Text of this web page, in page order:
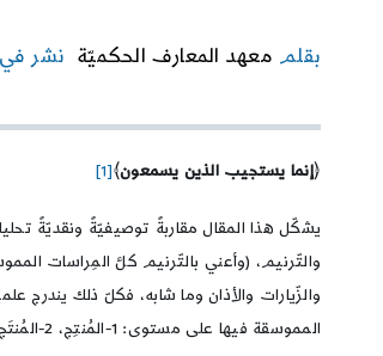
بقلم معهد المعارف الحكميّة نشر في :
﴿إنما يستجيب الذين يسمعون﴾[1]
يشكّل هذا المقال مقاربةً توصيفيّةً ونقديّةً
والتّرنيم، (وأعني بالتّرنيم كلَّ المِراسات
والزّيارات والأذان وما شابه، فكلّ ذلك يندرج
المموسقة فيها على مستوى: 1-المُنتِج، 2-المُنتَج، 3-المتلقّي